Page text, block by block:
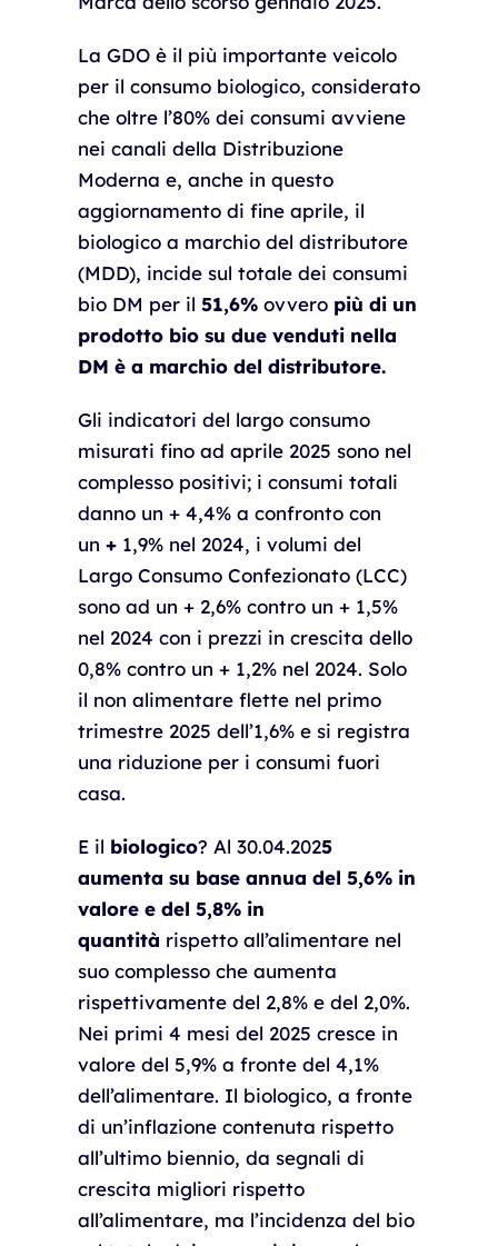
La GDO è il più importante veicolo
per il consumo biologico, considerato
che oltre l’80% dei consumi avviene
nei canali della Distribuzione
Moderna e, anche in questo
aggiornamento di fine aprile, il
biologico a marchio del distributore
(MDD), incide sul totale dei consumi
bio DM per il 51,6%ovveropiù di un
prodotto bio su due venduti nella
DM è a marchio del distributore.
Gli indicatori del largo consumo
misurati fino ad aprile 2025 sono nel
complesso positivi; i consumi totali
danno un + 4,4% a confronto con
un + 1,9% nel 2024, i volumi del
Largo Consumo Confezionato (LCC)
sono ad un + 2,6% contro un + 1,5%
nel 2024 con i prezzi in crescita dello
0,8% contro un + 1,2% nel 2024. Solo
il non alimentare flette nel primo
trimestre 2025 dell’1,6% e si registra
una riduzione per i consumi fuori
casa.
E il biologico? Al 30.04.2025
aumenta su base annua del 5,6% in
valore e del 5,8% in
quantità rispetto all’alimentare nel
suo complesso che aumenta
rispettivamente del 2,8% e del 2,0%.
Nei primi 4 mesi del 2025 cresce in
valore del 5,9% a fronte del 4,1%
dell’alimentare. Il biologico, a fronte
di un’inflazione contenuta rispetto
all’ultimo biennio, da segnali di
crescita migliori rispetto
all’alimentare, ma l’incidenza del bio